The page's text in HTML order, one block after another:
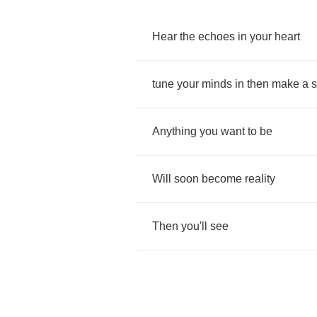
Hear the echoes in your heart
tune your minds in then make a
Anything you want to be
Will soon become reality
Then you'll see